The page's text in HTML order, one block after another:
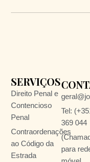
SERVIÇOS
Direito Penal e
Contencioso
Penal
Contraordenações
ao Código da
Estrada
Tel:
369 044
para